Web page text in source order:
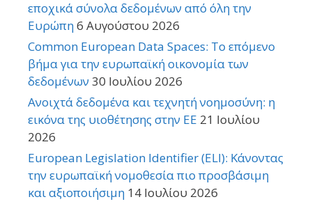
εποχικά σύνολα δεδομένων από όλη την
Ευρώπη6 Αυγούστου 2026
Common European Data Spaces: Το επόμενο
βήμα για την ευρωπαϊκή οικονομία των
δεδομένων 30 Ιουλίου 2026
Ανοιχτά δεδομένα και τεχνητή νοημοσύνη: η
εικόνα της υιοθέτησης στην ΕΕ 21 Ιουλίου
2026
European Legislation Identifier (ELI): Κάνοντας
την ευρωπαϊκή νομοθεσία πιο προσβάσιμη
και αξιοποιήσιμη 14 Ιουλίου 2026